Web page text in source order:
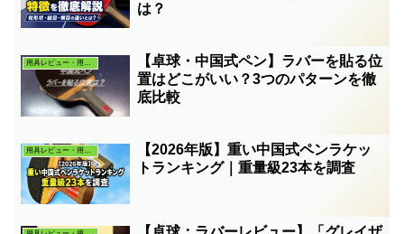
は？
用具レビュー・用具考察
【卓球・中国式ペン】ラバーを貼る位
置はどこがいい？3つのパターンを徹
底比較
用具レビュー・用具考察
【2026年版】重い中国式ペンラケッ
トランキング｜重量級23本を調査